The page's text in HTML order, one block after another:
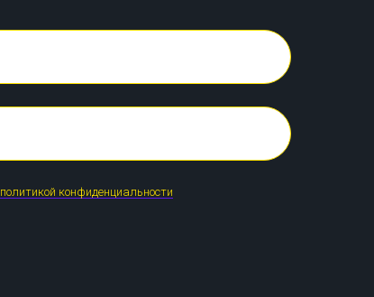
политикой конфиденциальности